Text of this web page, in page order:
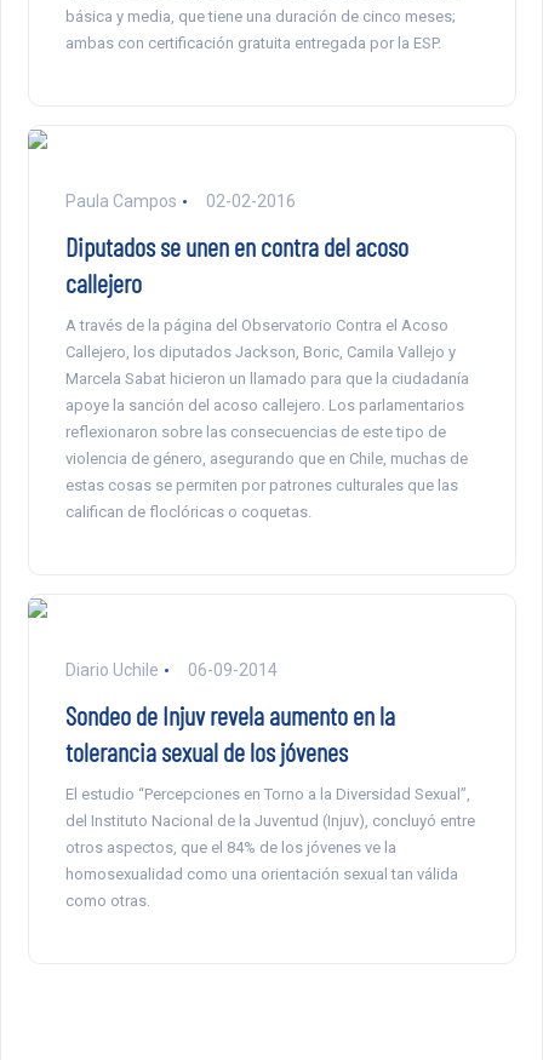
básica y media, que tiene una duración de cinco meses;
ambas con certificación gratuita entregada por la ESP.
Paula Campos 02-02-2016
Diputados se unen en contra del acoso
callejero
A través de la página del Observatorio Contra el Acoso
Callejero, los diputados Jackson, Boric, Camila Vallejo y
Marcela Sabat hicieron un llamado para que la ciudadanía
apoye la sanción del acoso callejero. Los parlamentarios
reflexionaron sobre las consecuencias de este tipo de
violencia de género, asegurando que en Chile, muchas de
estas cosas se permiten por patrones culturales que las
califican de floclóricas o coquetas.
Diario Uchile 06-09-2014
Sondeo de Injuv revela aumento en la
tolerancia sexual de los jóvenes
El estudio “Percepciones en Torno a la Diversidad Sexual”,
del Instituto Nacional de la Juventud (Injuv), concluyó entre
otros aspectos, que el 84% de los jóvenes ve la
homosexualidad como una orientación sexual tan válida
como otras.